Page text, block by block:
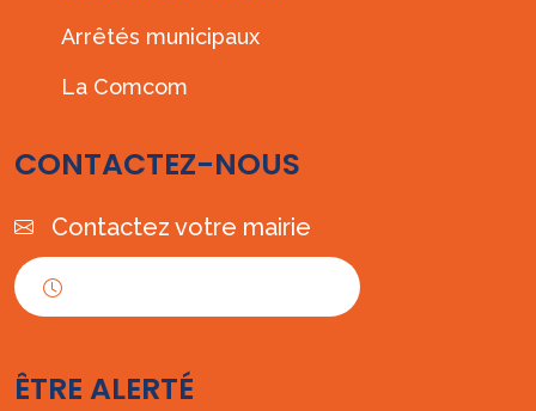
Arrêtés municipaux
La Comcom
CONTACTEZ-NOUS
Contactez votre mairie
ÊTRE ALERTÉ